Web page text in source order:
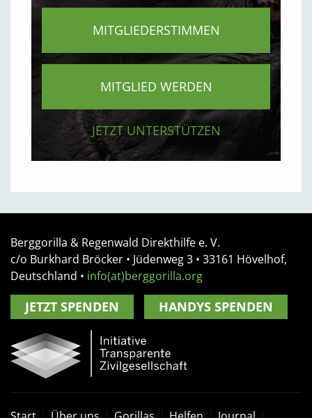
MITGLIEDERSTIMMEN
MITGLIED WERDEN
JETZT UNTERSTÜTZEN
Berggorilla & Regenwald Direkthilfe e. V.
c/o Burkhard Bröcker • Jüdenweg 3 • 33161 Hövelhof,
Deutschland • info(at)berggorilla.org
JETZT SPENDEN HANDYS SPENDEN